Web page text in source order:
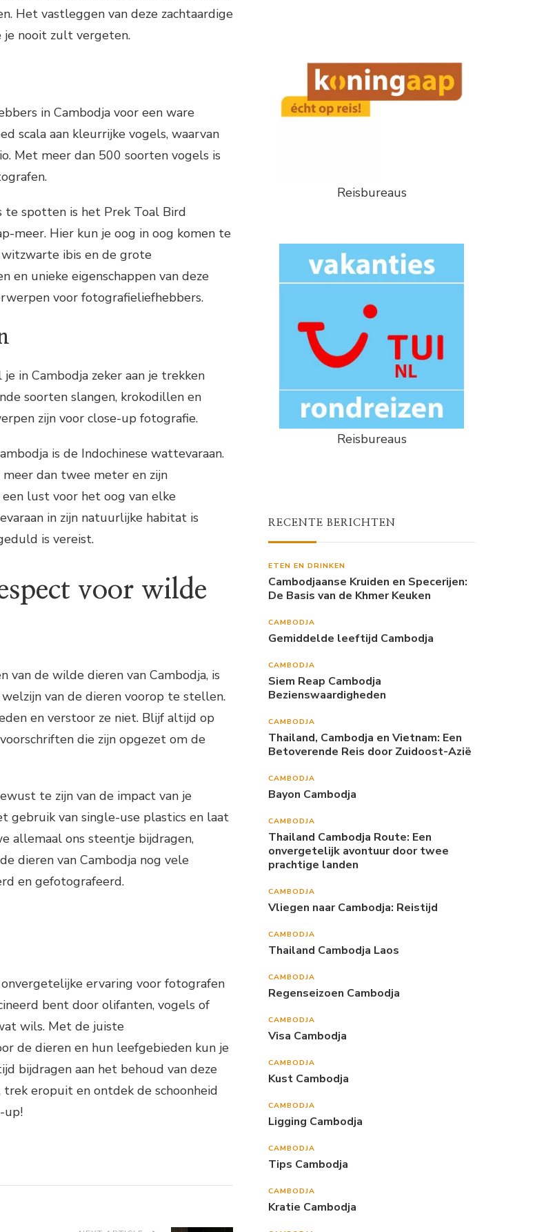
Het vastleggen van deze zachtaardige
je nooit zult vergeten.
in Cambodja voor een ware
scala aan kleurrijke vogels, waarvan
Met meer dan 500 soorten vogels is
te spotten is het Prek Toal Bird
meer. Hier kun je oog in oog komen te
ibis en de grote
en unieke eigenschappen van deze
voor fotografieliefhebbers.
in Cambodja zeker aan je trekken
soorten slangen, krokodillen en
zijn voor close-up fotografie.
is de Indochinese wattevaraan.
dan twee meter en zijn
lust voor het oog van elke
in zijn natuurlijke habitat is
is vereist.
voor wilde
de wilde dieren van Cambodja, is
van de dieren voorop te stellen.
en verstoor ze niet. Blijf altijd op
die zijn opgezet om de
te zijn van de impact van je
gebruik van single-use plastics en laat
allemaal ons steentje bijdragen,
dieren van Cambodja nog vele
en gefotografeerd.
ervaring voor fotografen
bent door olifanten, vogels of
wils. Met de juiste
de dieren en hun leefgebieden kun je
bijdragen aan het behoud van deze
trek eropuit en ontdek de schoonheid
up!
Reisbureaus
Reisbureaus
RECENTE BERICHTEN
ETEN EN DRINKEN
Cambodjaanse Kruiden en Specerijen:
De Basis van de Khmer Keuken
CAMBODJA
Gemiddelde leeftijd Cambodja
CAMBODJA
Siem Reap Cambodja
Bezienswaardigheden
CAMBODJA
Thailand, Cambodja en Vietnam: Een
Betoverende Reis door Zuidoost-Azië
CAMBODJA
Bayon Cambodja
CAMBODJA
Thailand Cambodja Route: Een
onvergetelijk avontuur door twee
prachtige landen
CAMBODJA
Vliegen naar Cambodja: Reistijd
CAMBODJA
Thailand Cambodja Laos
CAMBODJA
Regenseizoen Cambodja
CAMBODJA
Visa Cambodja
CAMBODJA
Kust Cambodja
CAMBODJA
Ligging Cambodja
CAMBODJA
Tips Cambodja
CAMBODJA
Kratie Cambodja